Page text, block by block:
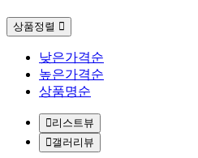
상품정렬
낮은가격순
높은가격순
상품명순
리스트뷰
갤러리뷰